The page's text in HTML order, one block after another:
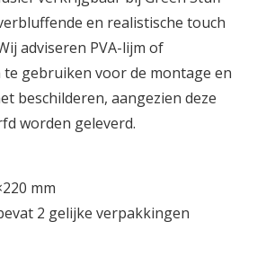
en realistische touch
adviseren PVA-lijm of
te gebruiken voor de montage en
beschilderen, aangezien deze
worden geleverd.
mm
2 gelijke verpakkingen